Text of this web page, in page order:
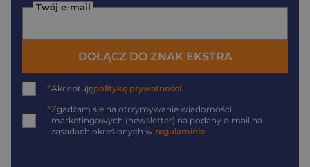
Twój e-mail
DOŁĄCZ DO ZNAK EKSTRA
*Akceptujępolitykę prywatności
*Zgadzam się na otrzymywanie wiadomości
marketingowych (newsletter) na podany e-mail na
zasadach określonych w regulaminie